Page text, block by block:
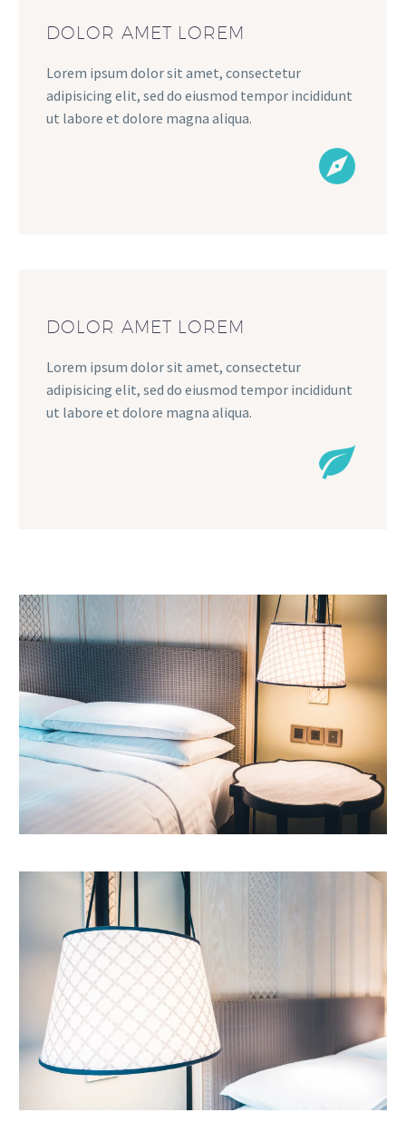
DOLOR AMET LOREM
Lorem ipsum dolor sit amet, consectetur
adipisicing elit, sed do eiusmod tempor incididunt
ut labore et dolore magna aliqua.


DOLOR AMET LOREM
Lorem ipsum dolor sit amet, consectetur
adipisicing elit, sed do eiusmod tempor incididunt
ut labore et dolore magna aliqua.

